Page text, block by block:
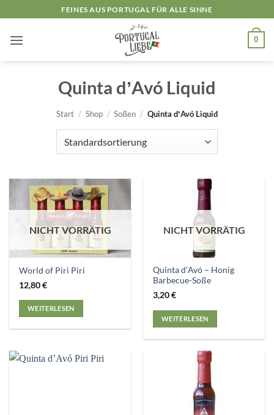
Inhalt
springen
FEINES AUS PORTUGAL FÜR ALLE SINNE
0
Quinta dʼAvó Liquid
Start / Shop / Soßen / Quinta dʼAvó Liquid
NICHT VORRÄTIG
World of Piri Piri
12,80€
WEITERLESEN
NICHT VORRÄTIG
Quinta dʼAvó – Honig
Barbecue-Soße
3,20€
WEITERLESEN